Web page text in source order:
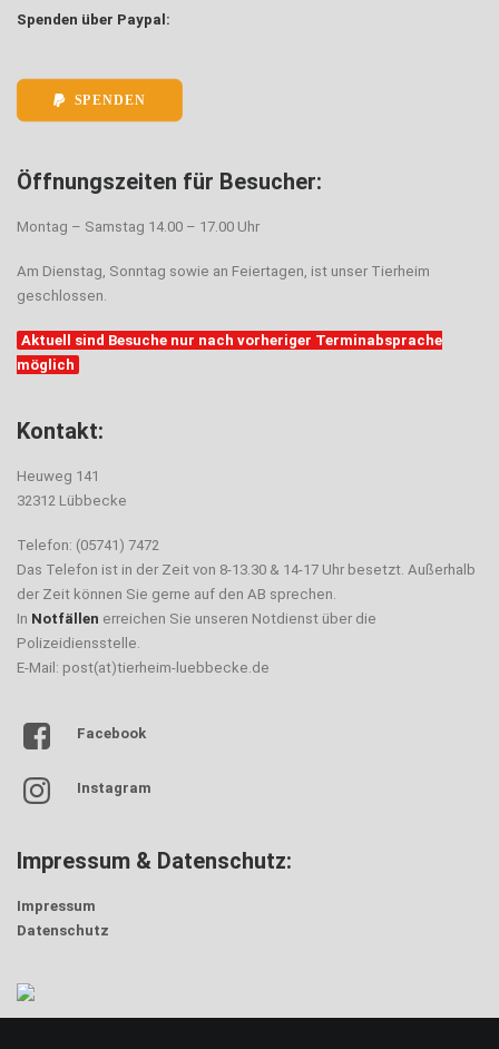
Spenden über Paypal:
SPENDEN
Öffnungszeiten für Besucher:
Montag – Samstag 14.00 – 17.00 Uhr
Am Dienstag, Sonntag sowie an Feiertagen, ist unser Tierheim
geschlossen.
Aktuell sind Besuche nur nach vorheriger Terminabsprache
möglich
Kontakt:
Heuweg 141
32312 Lübbecke
Telefon: (05741) 7472
Das Telefon ist in der Zeit von 8-13.30 & 14-17 Uhr besetzt. Außerhalb
der Zeit können Sie gerne auf den AB sprechen.
In Notfällen erreichen Sie unseren Notdienst über die
Polizeidiensstelle.
E-Mail: post(at)tierheim-luebbecke.de
Facebook
Instagram
Impressum & Datenschutz:
Impressum
Datenschutz